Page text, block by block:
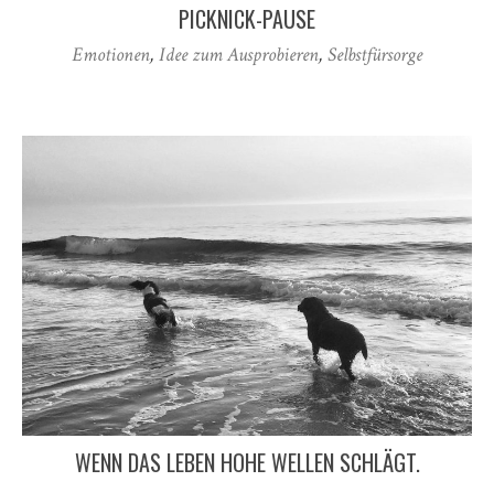
PICKNICK-PAUSE
Emotionen, Idee zum Ausprobieren, Selbstfürsorge
WENN DAS LEBEN HOHE WELLEN SCHLÄGT.